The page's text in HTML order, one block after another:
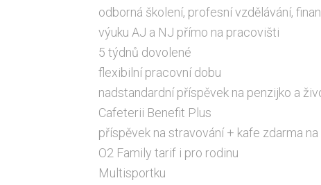
odborná školení, profesní vzdělávání,
výuku AJ a NJ přímo na pracovišti
5 týdnů dovolené
flexibilní pracovní dobu
nadstandardní příspěvek na penzijko a
Cafeterii Benefit Plus
příspěvek na stravování + kafe zdarma
O2 Family tarif i pro rodinu
Multisportku